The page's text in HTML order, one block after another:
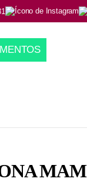
MAM